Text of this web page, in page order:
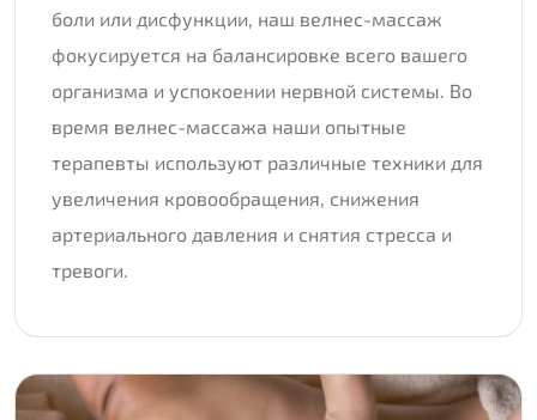
боли или дисфункции, наш велнес-массаж
фокусируется на балансировке всего вашего
организма и успокоении нервной системы. Во
время велнес-массажа наши опытные
терапевты используют различные техники для
увеличения кровообращения, снижения
артериального давления и снятия стресса и
тревоги.